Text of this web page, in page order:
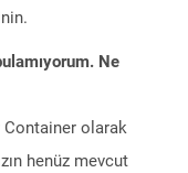
Ne
olarak
henüz mevcut